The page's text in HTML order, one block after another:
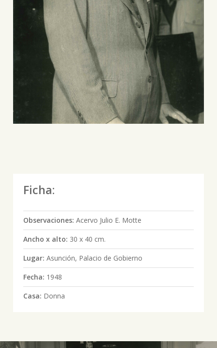
Ficha:
Observaciones: Acervo Julio E. Motte
Ancho x alto: 30 x 40 cm.
Lugar: Asunción, Palacio de Gobierno
Fecha: 1948
Casa: Donna